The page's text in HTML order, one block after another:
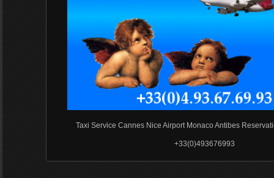
Taxi Service Cannes Nice Airport Monaco Antibes
+33(0)493676993